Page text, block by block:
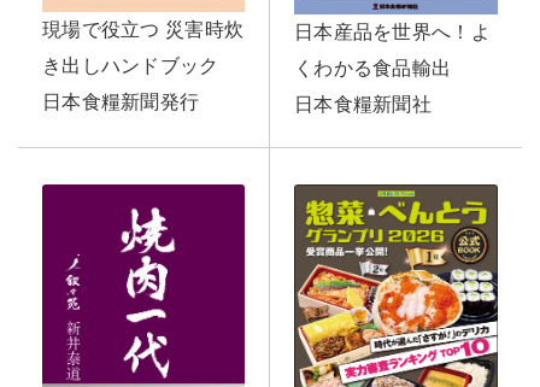
現場で役立つ 災害時炊
き出しハンドブック
日本食糧新聞発行
日本産品を世界へ！よ
くわかる食品輸出
日本食糧新聞社